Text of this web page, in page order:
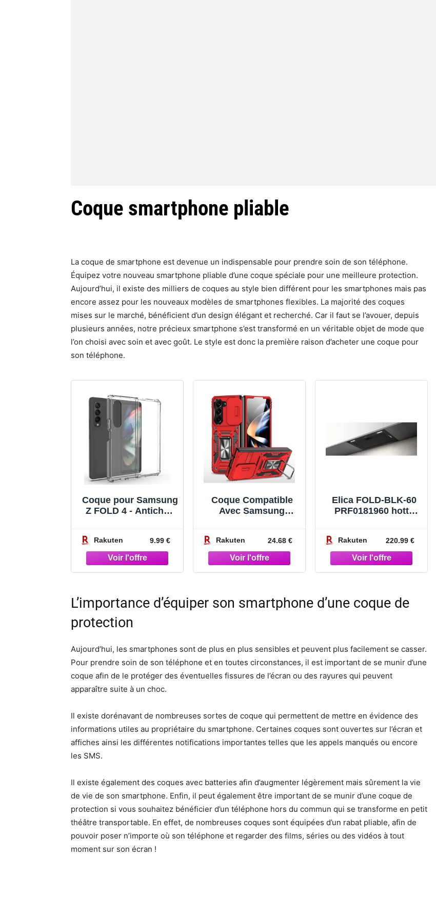
Coque smartphone pliable
La coque de smartphone est devenue un indispensable pour prendre soin de son téléphone.
Équipez votre nouveau smartphone pliable d’une coque spéciale pour une meilleure protection.
Aujourd’hui, il existe des milliers de coques au style bien différent pour les smartphones mais pas
encore assez pour les nouveaux modèles de smartphones flexibles. La majorité des coques
mises sur le marché, bénéficient d’un design élégant et recherché. Car il faut se l’avouer, depuis
plusieurs années, notre précieux smartphone s’est transformé en un véritable objet de mode que
l’on choisi avec soin et avec goût. Le style est donc la première raison d’acheter une coque pour
son téléphone.
Coque pour Samsung
Z FOLD 4 - Antichoc
[Phonillico]
Rakuten 9.99 €
Coque Compatible
Avec Samsung
Caméra En Pc Dur
Anti-Chut Renforcée
Case Armor Antichoc
Bumper Housse
Rakuten 24.68 €
Elica FOLD-BLK-60
PRF0181960 hotte
Rakuten 220.99 €
L’importance d’équiper son smartphone d’une coque de
protection
Aujourd’hui, les smartphones sont de plus en plus sensibles et peuvent plus facilement se casser.
Pour prendre soin de son téléphone et en toutes circonstances, il est important de se munir d’une
coque afin de le protéger des éventuelles fissures de l’écran ou des rayures qui peuvent
apparaître suite à un choc.
Il existe dorénavant de nombreuses sortes de coque qui permettent de mettre en évidence des
informations utiles au propriétaire du smartphone. Certaines coques sont ouvertes sur l’écran et
affiches ainsi les différentes notifications importantes telles que les appels manqués ou encore
les SMS.
Il existe également des coques avec batteries afin d’augmenter légèrement mais sûrement la vie
de vie de son smartphone. Enfin, il peut également être important de se munir d’une coque de
protection si vous souhaitez bénéficier d’un téléphone hors du commun qui se transforme en petit
théâtre transportable. En effet, de nombreuses coques sont équipées d’un rabat pliable, afin de
pouvoir poser n’importe où son téléphone et regarder des films, séries ou des vidéos à tout
moment sur son écran !